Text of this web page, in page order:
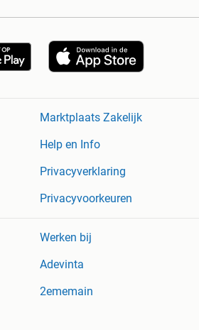
Marktplaats Zakelijk
Help en Info
Privacyverklaring
Privacyvoorkeuren
Werken bij
Adevinta
2ememain